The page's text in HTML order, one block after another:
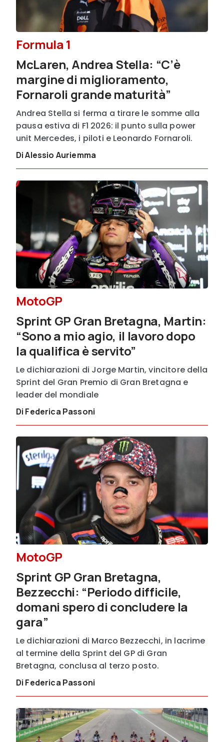
Formula 1
McLaren, Andrea Stella: “C’è
margine di miglioramento,
Fornaroli grande maturità”
Andrea Stella si ferma a tirare le somme alla
pausa estiva di F1 2026: il punto sulla power
unit Mercedes, i piloti e Leonardo Fornaroli.
Di Alessio Auriemma
MotoGP
Sprint GP Gran Bretagna, Martin:
“Sono a mio agio, il lavoro dopo
la qualifica è servito”
Le dichiarazioni di Jorge Martin, vincitore della
Sprint del Gran Premio di Gran Bretagna e
leader del mondiale
Di Federica Passoni
MotoGP
Sprint GP Gran Bretagna,
Bezzecchi: “Periodo difficile,
domani spero di concludere la
gara”
Le dichiarazioni di Marco Bezzecchi, in lacrime
al termine della Sprint del GP di Gran
Bretagna, conclusa al terzo posto.
Di Federica Passoni